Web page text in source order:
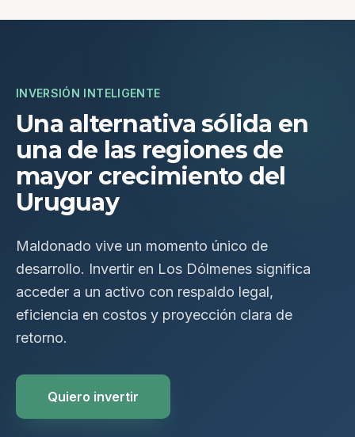
INVERSIÓN INTELIGENTE
Una alternativa sólida en
una de las regiones de
mayor crecimiento del
Uruguay
Maldonado vive un momento único de
desarrollo. Invertir en Los Dólmenes significa
acceder a un activo con respaldo legal,
eficiencia en costos y proyección clara de
retorno.
Quiero invertir